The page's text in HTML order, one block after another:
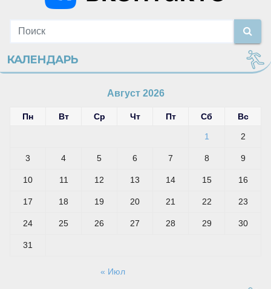
КАЛЕНДАРЬ
Август 2026
Пн Вт Ср Чт Пт Сб Вс
1 2
3 4 5 6 7 8 9
10 11 12 13 14 15 16
17 18 19 20 21 22 23
24 25 26 27 28 29 30
31
« Июл